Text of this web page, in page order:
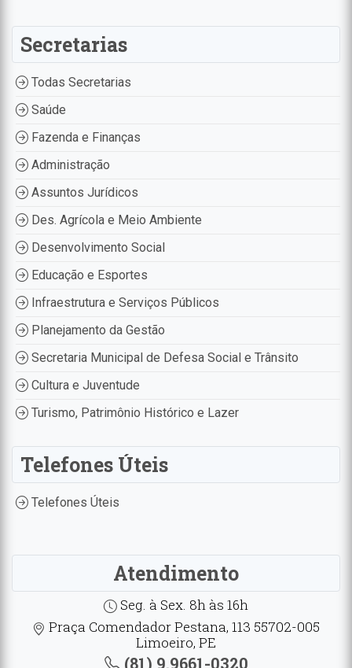
Secretarias
Todas Secretarias
Saúde
Fazenda e Finanças
Administração
Assuntos Jurídicos
Des. Agrícola e Meio Ambiente
Desenvolvimento Social
Educação e Esportes
Infraestrutura e Serviços Públicos
Planejamento da Gestão
Secretaria Municipal de Defesa Social e Trânsito
Cultura e Juventude
Turismo, Patrimônio Histórico e Lazer
Telefones Úteis
Telefones Úteis
Atendimento
Seg. à Sex. 8h às 16h
Praça Comendador Pestana, 113 55702-005
Limoeiro, PE
(81) 9.9661-0320